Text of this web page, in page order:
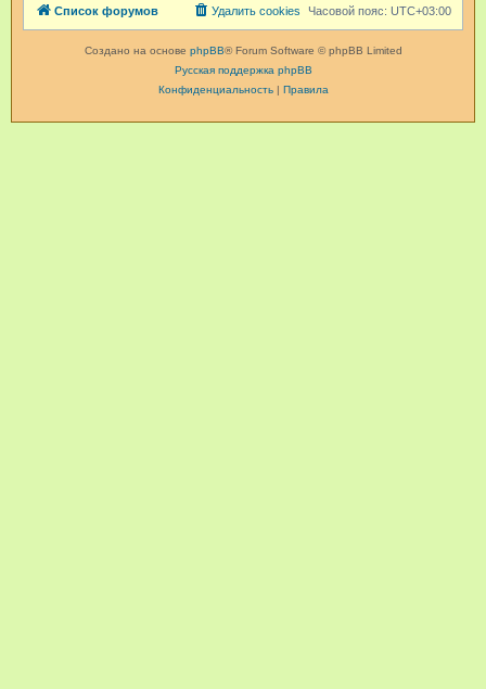
Список форумов Часовой пояс: UTC+03:00
Удалить cookies
Создано на основе phpBB® Forum Software © phpBB Limited
Русская поддержка phpBB
Конфиденциальность| Правила